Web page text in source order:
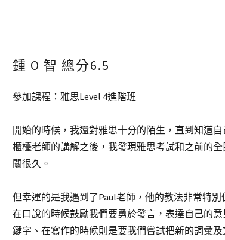
鍾 O 智 總分6.5
參加課程：雅思Level 4進階班
開始的時候，我還對雅思十分的陌生，直到知道
櫃檯老師的講解之後，我發現雅思考試和之前的
關很久。
但幸運的是我遇到了Paul老師，他的教法非常特
在口說的時候鼓勵我們要勇於發言，表達自己的
鍵字、在寫作的時候則是要我們嘗試把新的詞彙